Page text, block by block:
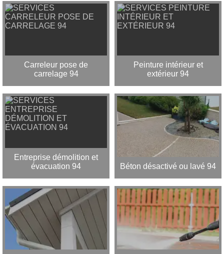
Carreleur pose de
carrelage 94
Peinture intérieur et
extérieur 94
Entreprise démolition et
évacuation 94
Béton désactivé ou lavé 94